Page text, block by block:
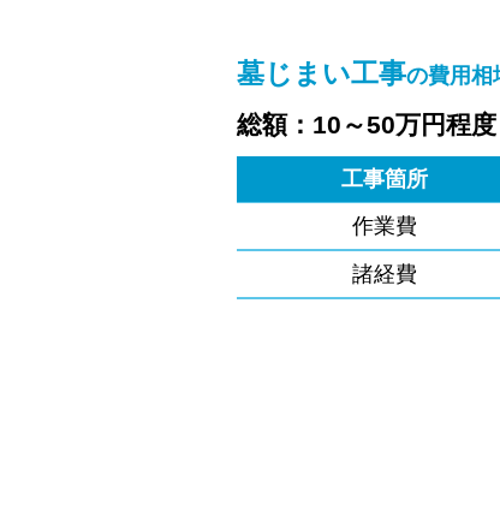
墓じまい工事の費用相
総額：10～50万円程度
工事箇所
作業費
諸経費